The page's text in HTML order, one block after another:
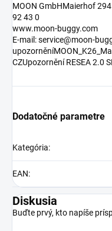
MOON GmbHMaierhof
92 43 0
www.moon-buggy.com
E-mail: service@moon-
CZUpozornění RESEA 2.0
Dodatočné parametre
Kategória:
EAN:
Diskusia
Buďte prvý, kto napíše